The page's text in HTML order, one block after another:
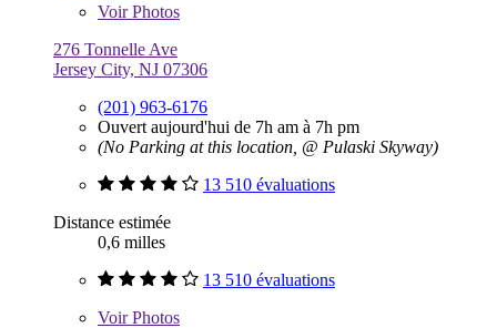
VoirPhotos
276 Tonnelle Ave
Jersey City, NJ 07306
(201) 963-6176
Ouvert aujourd'hui de 7h am à 7h pm
(No Parking at this location, @ Pulaski Skyway)
13 510 évaluations
Distance estimée
0,6 milles
13 510 évaluations
VoirPhotos